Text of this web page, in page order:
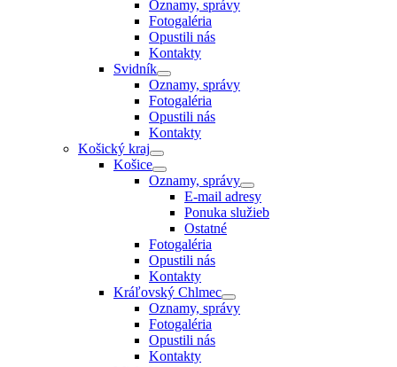
Oznamy, správy
Fotogaléria
Opustili nás
Kontakty
Svidník
Oznamy, správy
Fotogaléria
Opustili nás
Kontakty
Košický kraj
Košice
Oznamy, správy
E-mail adresy
Ponuka služieb
Ostatné
Fotogaléria
Opustili nás
Kontakty
Kráľovský Chlmec
Oznamy, správy
Fotogaléria
Opustili nás
Kontakty